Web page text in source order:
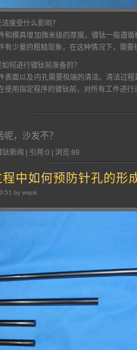
洁度受什么影响？
和模具增加微米级的厚度。镀钛一般遵
有少量的粗糙现象，在这种情况下，需
何进行镀钛前准备的？
表面以及内孔需要极端的清洁。清洁过
使用指定程序的镀钛前，对所有工件进
，沙发不？
钛新闻 | 引用:0 | 浏览:89
程中如何预防针孔的形
by wxjok